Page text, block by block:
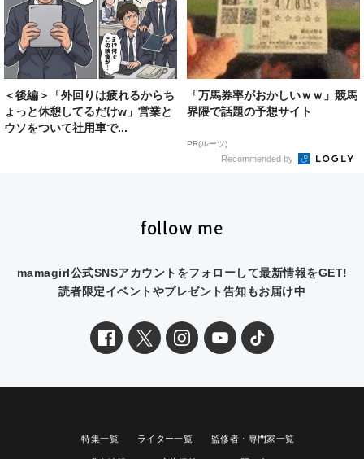
＜後編＞「外回りは疲れるからち
ょっと休憩してるだけw」営業と
ウソをついて社用車で...
「万馬券率がおかしいｗｗ」競馬
界隈で話題の予想サイト
PR(ルーツ)
Recommended by
follow me
mamagirl公式SNSアカウントをフォローして最新情報をGET!
読者限定イベントやプレゼント告知もお届け中
特集一覧 ライター一覧 監修者・専門家一覧